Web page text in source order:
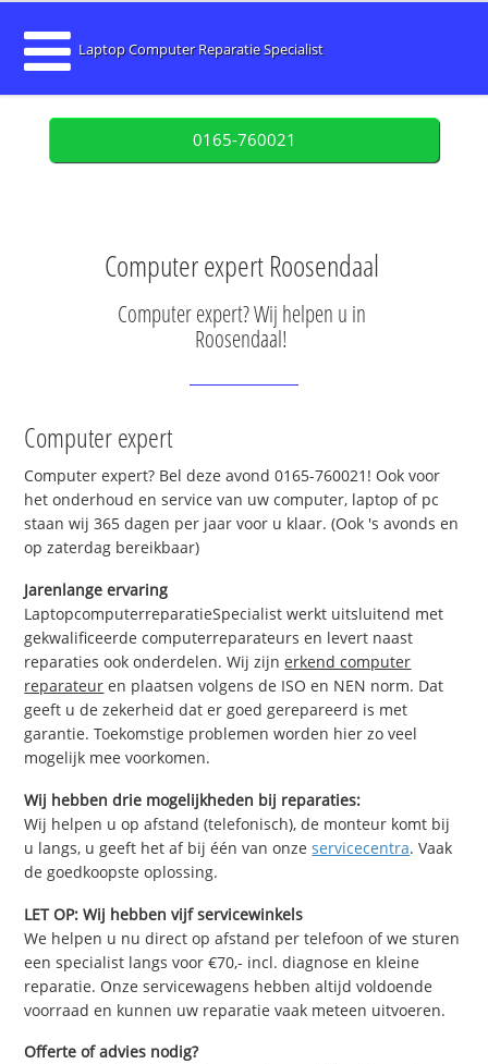
Laptop Computer Reparatie Specialist
0165-760021
Computer expert Roosendaal
Computer expert? Wij helpen u in
Roosendaal!
Computer expert
Computer expert? Bel deze avond 0165-760021! Ook voor
het onderhoud en service van uw computer, laptop of pc
staan wij 365 dagen per jaar voor u klaar. (Ook 's avonds en
op zaterdag bereikbaar)
Jarenlange ervaring
LaptopcomputerreparatieSpecialist werkt uitsluitend met
gekwalificeerde computerreparateurs en levert naast
reparaties ook onderdelen. Wij zijnerkend computer
reparateur en plaatsen volgens de ISO en NEN norm. Dat
geeft u de zekerheid dat er goed gerepareerd is met
garantie. Toekomstige problemen worden hier zo veel
mogelijk mee voorkomen.
Wij hebben drie mogelijkheden bij reparaties:
Wij helpen u op afstand (telefonisch), de monteur komt bij
u langs, u geeft het af bij één van onzeservicecentra. Vaak
de goedkoopste oplossing.
LET OP: Wij hebben vijf servicewinkels
We helpen u nu direct op afstand per telefoon of we sturen
een specialist langs voor €70,- incl. diagnose en kleine
reparatie. Onze servicewagens hebben altijd voldoende
voorraad en kunnen uw reparatie vaak meteen uitvoeren.
Offerte of advies nodig?